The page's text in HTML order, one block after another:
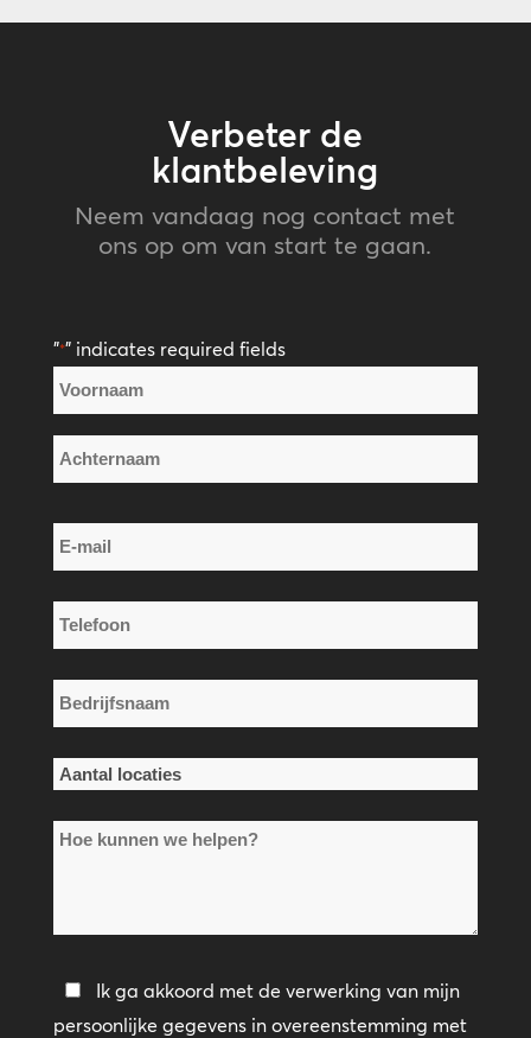
Verbeter de
klantbeleving
Neem vandaag nog contact met
ons op om van start te gaan.
"*" indicates required fields
Naam
*
E-
mail
*
Telefoon
*
Bedrijfsnaam
*
Aantal
*Hoe
helpen?
Privacybeleid
*
Ik ga akkoord met de verwerking van mijn
persoonlijke gegevens in overeenstemming met